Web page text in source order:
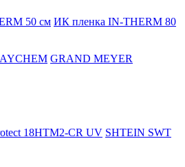
50 см ИК пленка IN-THERM 80
GRAND MEYER
18HTM2-CR UV SHTEIN SWT